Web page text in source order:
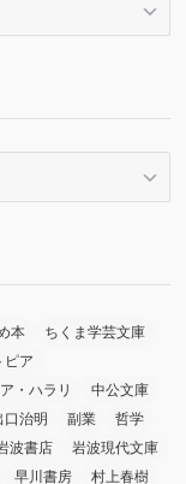
本
ちくま学芸文庫
ピア
・ハラリ
中公文庫
口治明 副業
哲学
波書店
岩波現代文庫
早川書房 村上春樹